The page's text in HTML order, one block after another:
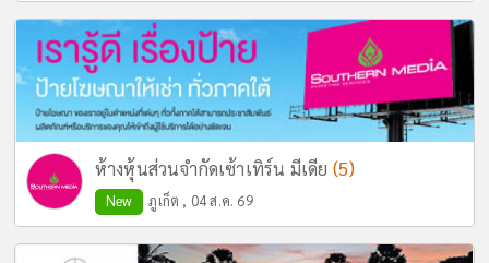
ห้างหุ้นส่วนจำกัดเซ้าเทิร์น มีเดีย (5)
New ภูเก็ต , 04 ส.ค. 69